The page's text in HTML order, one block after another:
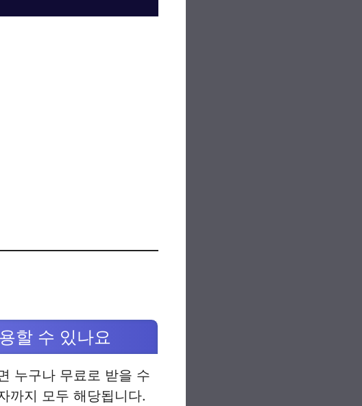
할 수 있나요
누구나 무료로 받을 수
까지 모두 해당됩니다.